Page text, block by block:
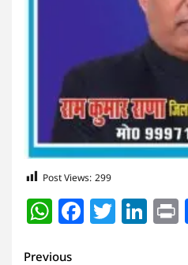
Post Views: 299
WhatsApp
Previous